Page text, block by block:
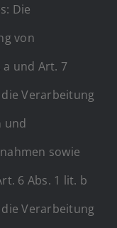
Die
von
a und Art. 7
die Verarbeitung
und
sowie
6 Abs. 1 lit. b
die Verarbeitung